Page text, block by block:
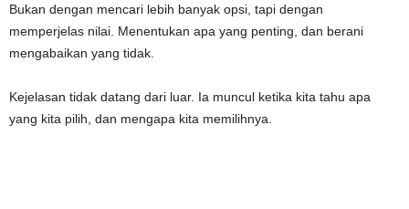
Bukan dengan mencari lebih banyak opsi, tapi dengan
memperjelas nilai. Menentukan apa yang penting, dan berani
mengabaikan yang tidak.
Kejelasan tidak datang dari luar. Ia muncul ketika kita tahu apa
yang kita pilih, dan mengapa kita memilihnya.